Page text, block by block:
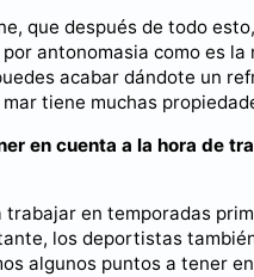
que después de todo
antonomasia como es la
acabar dándote un
tiene muchas
en cuenta a la hora de
trabajar en temporadas
los deportistas
algunos puntos a tener